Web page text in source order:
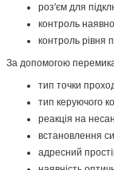
роз'єм для
контроль
контроль рівня
За допомогою
тип точки
тип керуючого
реакція на
встановлення
адресний